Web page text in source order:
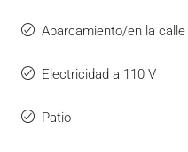
Aparcamiento/en la calle
Electricidad a 110 V
Patio